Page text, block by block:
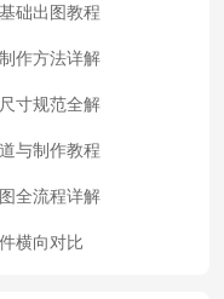
础出图教程
作方法详解
寸规范全解
与制作教程
全流程详解
横向对比